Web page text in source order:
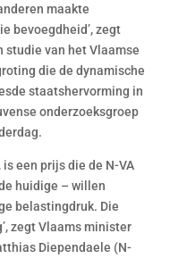
maakte
bevoegdheid’, zegt
studie van het Vlaamse
die de dynamische
staatshervorming in
onderzoeksgroep
een prijs die de N-VA
huidige – willen
belastingdruk. Die
zegt Vlaams minister
Diependaele (N-